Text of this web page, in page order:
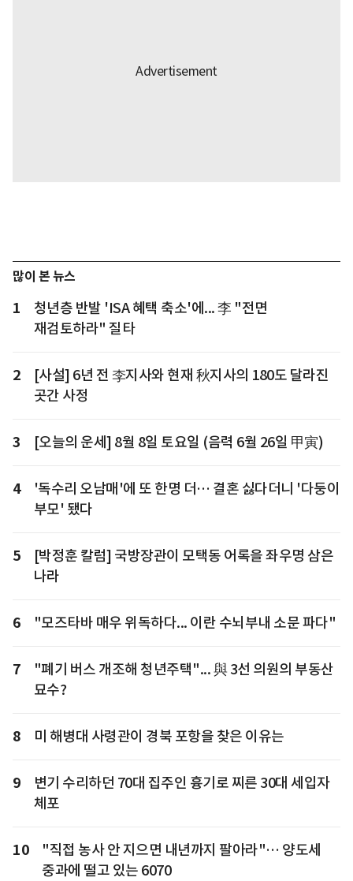
많이 본 뉴스
1
청년층 반발 'ISA 혜택 축소'에... 李 "전면
재검토하라" 질타
2
[사설] 6년 전 李지사와 현재 秋지사의 180도 달라진
곳간 사정
3 [오늘의 운세] 8월 8일 토요일 (음력 6월 26일 甲寅)
4
'독수리 오남매'에 또 한명 더… 결혼 싫다더니 '다둥이
부모' 됐다
5
[박정훈 칼럼] 국방장관이 모택동 어록을 좌우명 삼은
나라
6 "모즈타바 매우 위독하다... 이란 수뇌부내 소문 파다"
7
"폐기 버스 개조해 청년주택"... 與 3선 의원의 부동산
묘수?
8 미 해병대 사령관이 경북 포항을 찾은 이유는
9
변기 수리하던 70대 집주인 흉기로 찌른 30대 세입자
체포
10
"직접 농사 안 지으면 내년까지 팔아라"… 양도세
중과에 떨고 있는 6070